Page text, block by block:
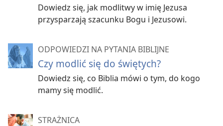
Dowiedz się, jak modlitwy w imię Jezusa
przysparzają szacunku Bogu i Jezusowi.
ODPOWIEDZI NA PYTANIA BIBLIJNE
Czy modlić się do świętych?
Dowiedz się, co Biblia mówi o tym, do kogo
mamy się modlić.
STRAŻNICA